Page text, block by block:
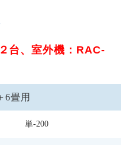
台、室外機：RAC-
6畳用
単-200